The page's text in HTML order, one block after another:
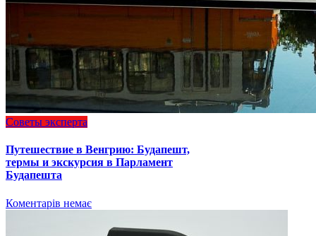
Советы эксперта
Путешествие в Венгрию: Будапешт,
термы и экскурсия в Парламент
Будапешта
Коментарів немає